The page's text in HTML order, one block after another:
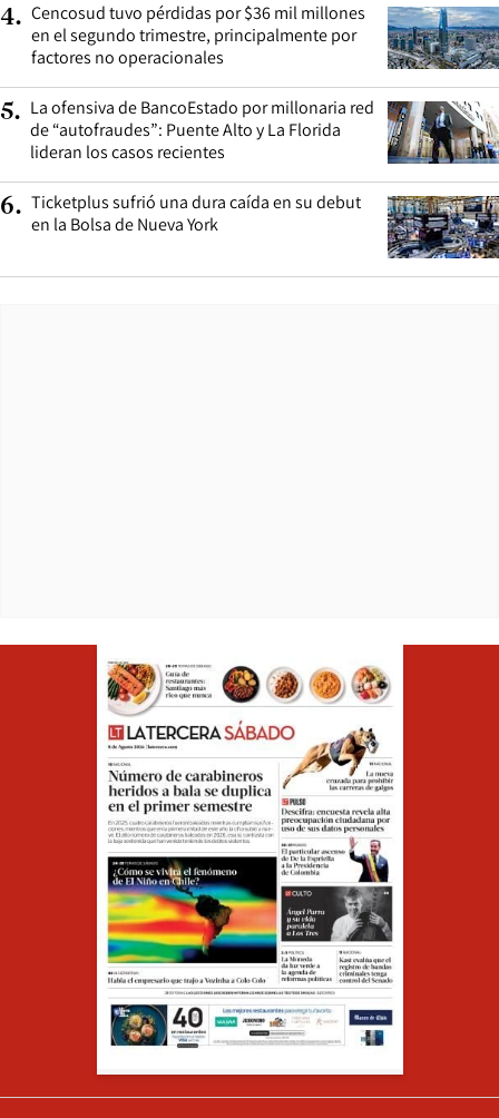
4. Cencosud tuvo pérdidas por $36 mil millones
en el segundo trimestre, principalmente por
factores no operacionales
5. La ofensiva de BancoEstado por millonaria red
de “autofraudes”: Puente Alto y La Florida
lideran los casos recientes
6. Ticketplus sufrió una dura caída en su debut
en la Bolsa de Nueva York